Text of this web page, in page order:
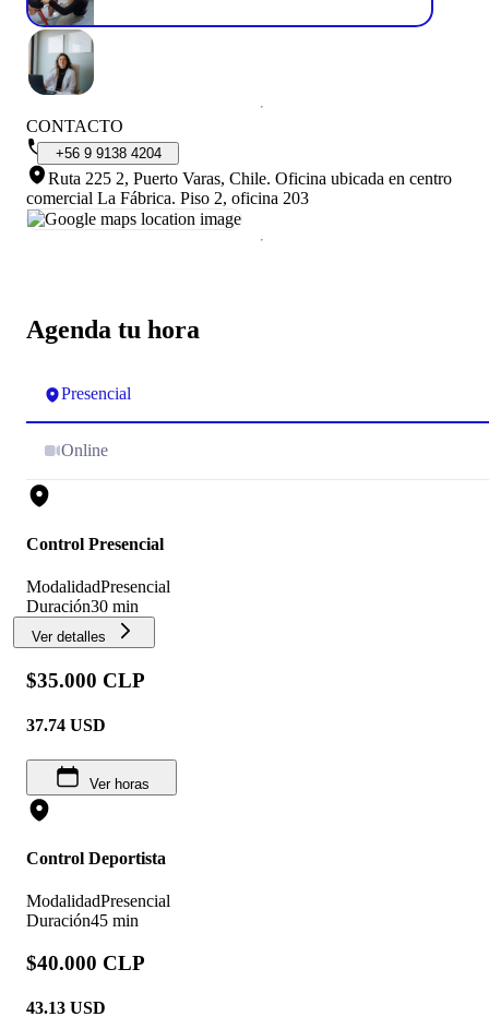
Agenda tu hora
Presencial
Online
Control Presencial
ModalidadPresencial
Duración30 min
Ver detalles
$35.000 CLP
37.74 USD
Ver horas
Control Deportista
ModalidadPresencial
Duración45 min
$40.000 CLP
43.13 USD
CONTACTO
+56 9 9138 4204
Ruta 225 2, Puerto Varas, Chile. Oficina ubicada en centro
comercial La Fábrica. Piso 2, oficina 203